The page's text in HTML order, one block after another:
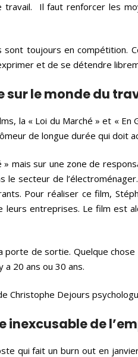
Il faut renforcer les
toujours en compétition.
et de se détendre
sur le monde du
la « Loi du Marché » et « En
de longue durée qui doit
mais sur une zone de
secteur de
Pour réaliser ce film,
entreprises. Le film est
de sortie. Quelque chose
20 ans ou 30 ans.
Christophe Dejours
inexcusable de
qui fait un burn out en